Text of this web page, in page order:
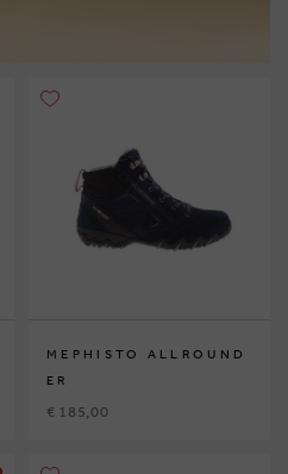
MEPHISTO ALLROUND
ER
€ 185,00